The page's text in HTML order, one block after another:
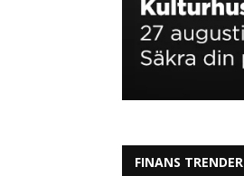
FINANS TRENDER